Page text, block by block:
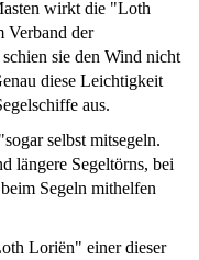
wirkt die "Loth
Verband der
sie den Wind nicht
diese Leichtigkeit
aus.
selbst mitsegeln.
längere Segeltörns, bei
Segeln mithelfen
Loriën" einer dieser